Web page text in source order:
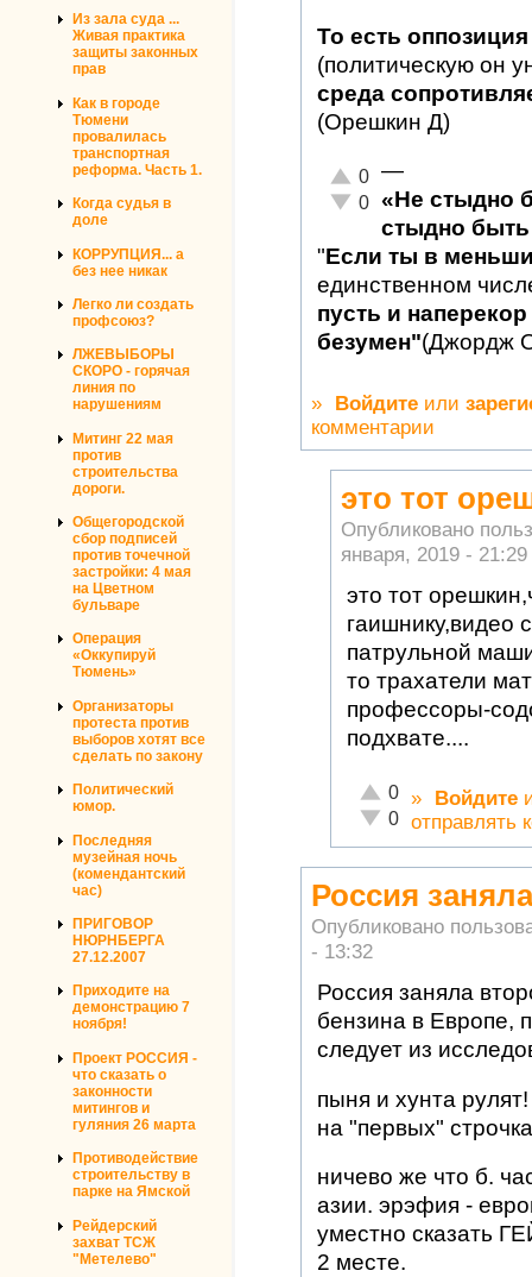
Из зала суда ...
Живая практика
защиты законных
прав
Как в городе
Тюмени
провалилась
транспортная
реформа. Часть 1.
Когда судья в
доле
КОРРУПЦИЯ... а
без нее никак
Легко ли создать
профсоюз?
ЛЖЕВЫБОРЫ
СКОРО - горячая
линия по
нарушениям
Митинг 22 мая
против
строительства
дороги.
Общегородской
сбор подписей
против точечной
застройки: 4 мая
на Цветном
бульваре
Операция
«Оккупируй
Тюмень»
Организаторы
протеста против
выборов хотят все
сделать по закону
Политический
юмор.
Последняя
музейная ночь
(комендантский
час)
ПРИГОВОР
НЮРНБЕРГА
27.12.2007
Приходите на
демонстрацию 7
ноября!
Проект РОССИЯ -
что сказать о
законности
митингов и
гуляния 26 марта
Противодействие
строительству в
парке на Ямской
Рейдерский
захват ТСЖ
"Метелево"
То есть
(политическую он
среда
(Орешкин Д)
Отлично!
0
Неадекватно!
0
—
«Не стыдно
стыдно быть
"Если ты в
единственном
пусть и
безумен"(Джордж
» Войдите или
комментарии
это тот
Опубликовано
января, 2019 - 21:29
это тот
гаишнику,видео
патрульной
то трахатели
профессоры-
подхвате....
Отлично!
0
Неадекватно!
0
» Войдите
отправлять
Россия
Опубликовано
- 13:32
Россия заняла
бензина в Европе,
следует из
пыня и хунта
на "первых"
ничево же что б.
азии. эрэфия -
уместно сказать
2 месте.